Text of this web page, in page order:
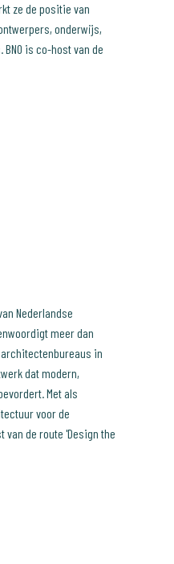
ze de positie van
onderwijs,
is co-host van de
Nederlandse
meer dan
in
dat modern,
Met als
voor de
van de route 'Design the